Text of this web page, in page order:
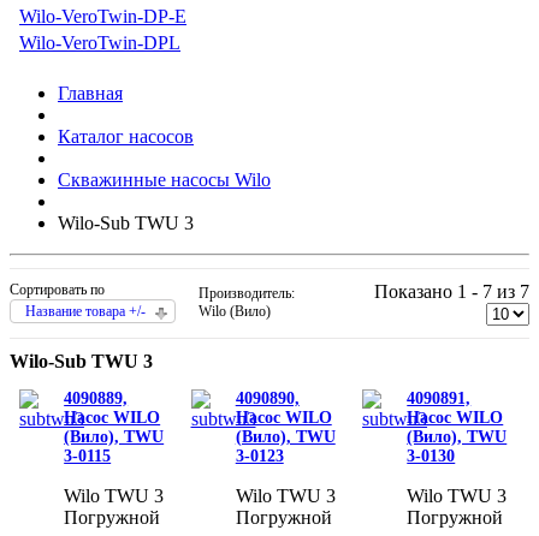
Wilo-VeroTwin-DP-E
Wilo-VeroTwin-DPL
Главная
Каталог насосов
Скважинные насосы Wilo
Wilo-Sub TWU 3
Сортировать по
Название товара +/-
Производитель:
Wilo (Вило)
Показано 1 - 7 из 7
Wilo-Sub TWU 3
4090889,
Насос WILO
(Вило), TWU
3-0115
Wilo TWU 3
Погружной
4090890,
Насос WILO
(Вило), TWU
3-0123
Wilo TWU 3
Погружной
4090891,
Насос WILO
(Вило), TWU
3-0130
Wilo TWU 3
Погружной